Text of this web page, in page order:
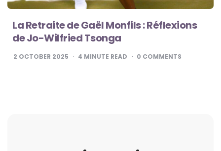
La Retraite de Gaël Monfils : Réflexions
de Jo-Wilfried Tsonga
2 OCTOBER 2025 4 MINUTE READ 0 COMMENTS